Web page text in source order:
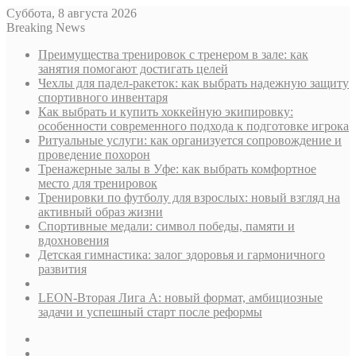
Суббота, 8 августа 2026
Breaking News
Преимущества тренировок с тренером в зале: как
занятия помогают достигать целей
Чехлы для падел-ракеток: как выбрать надежную защиту
спортивного инвентаря
Как выбрать и купить хоккейную экипировку:
особенности современного подхода к подготовке игрока
Ритуальные услуги: как организуется сопровождение и
проведение похорон
Тренажерные залы в Уфе: как выбрать комфортное
место для тренировок
Тренировки по футболу для взрослых: новый взгляд на
активный образ жизни
Спортивные медали: символ победы, памяти и
вдохновения
Детская гимнастика: залог здоровья и гармоничного
развития
LEON-Вторая Лига А: новый формат, амбициозные
задачи и успешный старт после реформы